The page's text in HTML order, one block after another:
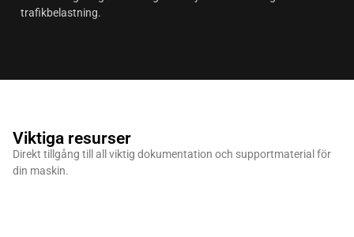
trafikbelastning.
Viktiga resurser
Direkt tillgång till all viktig dokumentation och supportmaterial för
din maskin.